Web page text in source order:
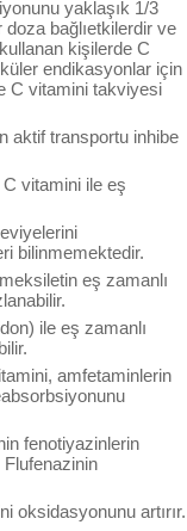
yaklaşık 1/3
bağlıetkilerdir ve
kişilerde C
endikasyonlar için
C vitamini takviyesi
aktif transportu inhibe
vitamini ile eş
bilinmemektedir.
eş zamanlı
ile eş zamanlı
amfetaminlerin
fenotiyazinlerin
oksidasyonunu artırır.